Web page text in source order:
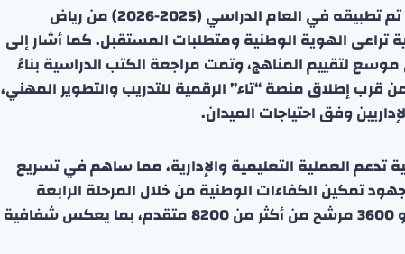
أكد الطبطبائي أن مشروع تطوير المناهج الدراسية قد تم تطبيقه في العام الدراسي (2025-2026) من رياض
الهوية الوطنية ومتطلبات المستقبل. كما أشار إلى
رأي موسع لتقييم المناهج، وتمت مراجعة الكتب الدراسية بناءً
قرب إطلاق منصة “تاء” الرقمية للتدريب والتطوير المهني،
وفق احتياجات الميدان.
أكثر من 27 خدمة إلكترونية تدعم العملية التعليمية والإدارية، مما ساهم في تسريع
تمكين الكفاءات الوطنية من خلال المرحلة الرابعة
لمشروع الترشح للوظائف الإشرافية، حيث تم اختيار نحو 3600 مرشح من أكثر من 8200 متقدم، بما يعكس شفافية